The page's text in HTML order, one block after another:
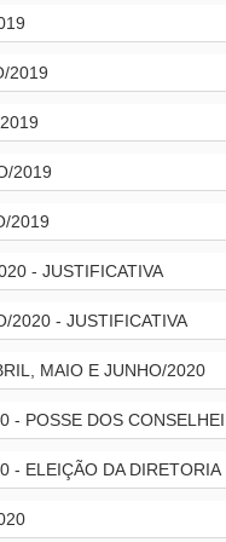
2019
2019
2019
- JUSTIFICATIVA
2020 - JUSTIFICATIVA
MAIO E JUNHO/2020
- POSSE DOS
- ELEIÇÃO DA DIRETORIA